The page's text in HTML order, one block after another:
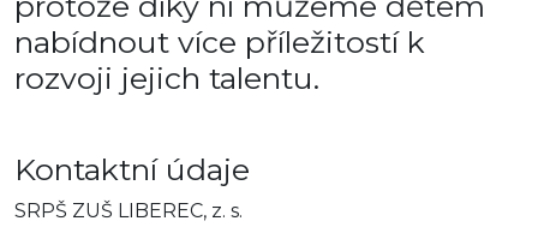
nabídnout více příležitostí k
rozvoji jejich talentu.
Kontaktní údaje
SRPŠ ZUŠ LIBEREC, z. s.